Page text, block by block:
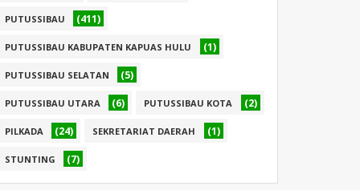
PUTUSSIBAU (411)
PUTUSSIBAU KABUPATEN KAPUAS HULU (1)
PUTUSSIBAU SELATAN (5)
PUTUSSIBAU UTARA (6) PUTUSSIBAU KOTA (2)
PILKADA (24) SEKRETARIAT DAERAH (1)
STUNTING (7)